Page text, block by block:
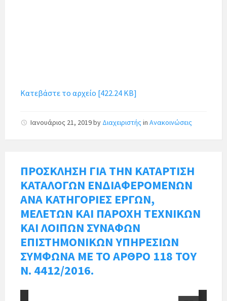
Κατεβάστε το αρχείο [422.24 KB]
Ιανουάριος 21, 2019by Διαχειριστής in Ανακοινώσεις
ΠΡΟΣΚΛΗΣΗ ΓΙΑ ΤΗΝ ΚΑΤΑΡΤΙΣΗ
ΚΑΤΑΛΟΓΩΝ ΕΝΔΙΑΦΕΡΟΜΕΝΩΝ
ΑΝΑ ΚΑΤΗΓΟΡΙΕΣ ΕΡΓΩΝ,
ΜΕΛΕΤΩΝ ΚΑΙ ΠΑΡΟΧΗ ΤΕΧΝΙΚΩΝ
ΚΑΙ ΛΟΙΠΩΝ ΣΥΝΑΦΩΝ
ΕΠΙΣΤΗΜΟΝΙΚΩΝ ΥΠΗΡΕΣΙΩΝ
ΣΥΜΦΩΝΑ ΜΕ ΤΟ ΑΡΘΡΟ 118 ΤΟΥ
Ν. 4412/2016.